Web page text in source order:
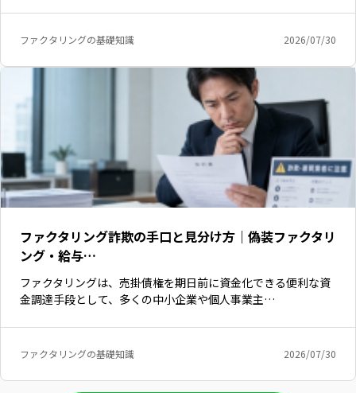
ファクタリングの基礎知識 2026/07/30
ファクタリング詐欺の手口と見分け方｜偽装ファクタリ
ング・給与…
ファクタリングは、売掛債権を期日前に資金化できる便利な資
金調達手段として、多くの中小企業や個人事業主…
ファクタリングの基礎知識 2026/07/30